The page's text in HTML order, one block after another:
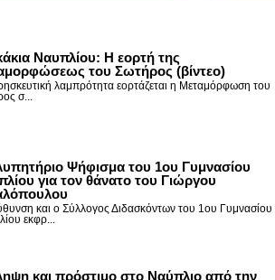
Ναυπλίου: Η εορτή της
του Σωτήρος (βίντεο)
λαμπρότητα εορτάζεται η Μεταμόρφωση του
σ...
Ψήφισμα του 1ου Γυμνασίου
για τον θάνατο του Γιώργου
και ο Σύλλογος Διδασκόντων του 1ου Γυμνασίου
εκφρ...
και πρόστιμο στο Ναύπλιο από την